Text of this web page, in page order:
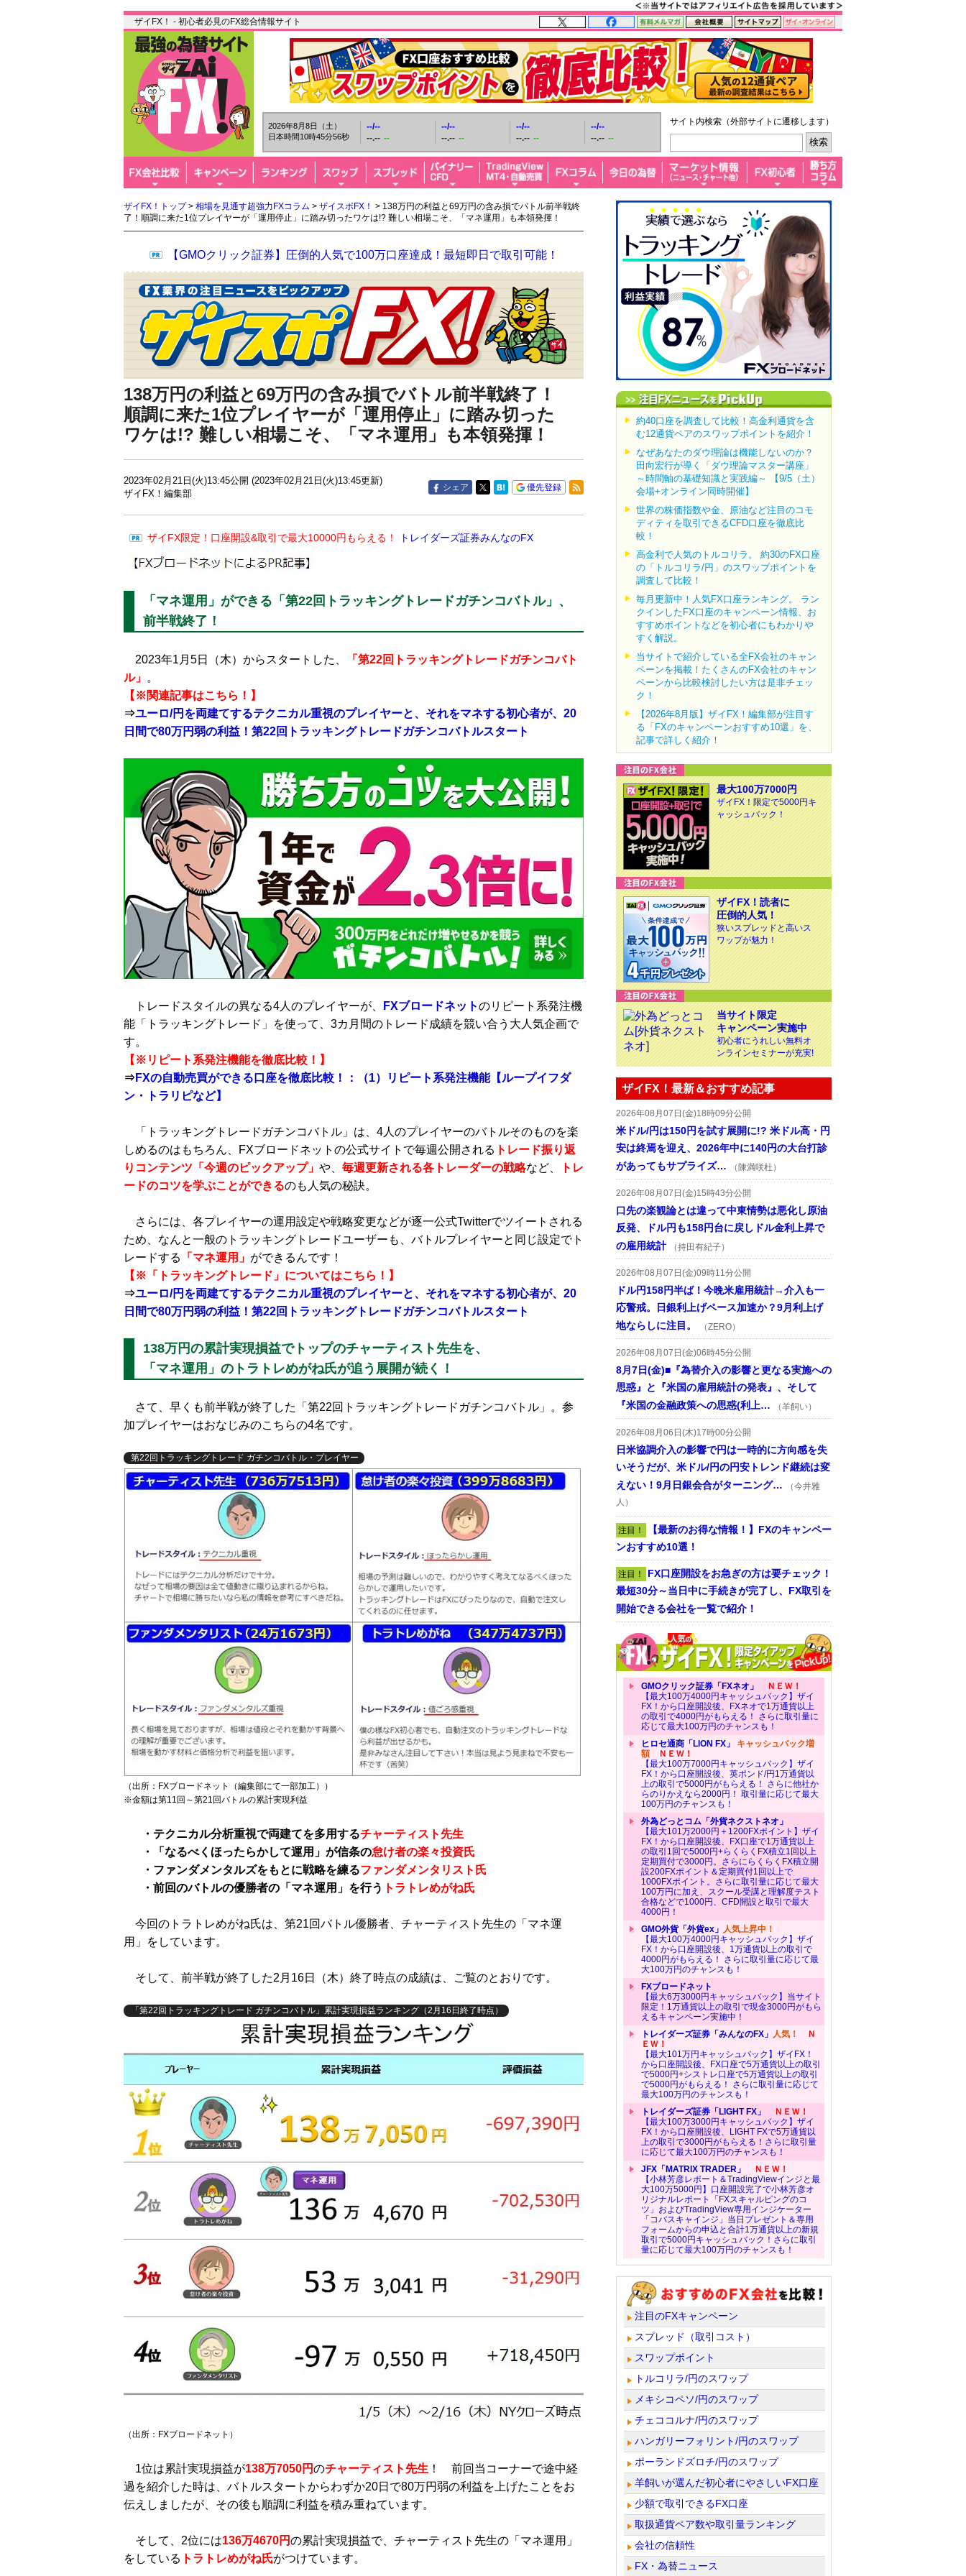
ザイFX！ - 初心者必見のFX総合情報サイト
2026年8月8日（土）
日本時間10時45分57秒
--/--
--.-- --
--/--
--.-- --
--/--
--.-- --
--/--
--.-- --
サイト内検索（外部サイトに遷移します）
ザイFX！トップ> 相場を見通す超強力FXコラム > ザイスポFX！ > 138万円の利益と69万円の含み損でバトル前半戦終
了！順調に来た1位プレイヤーが「運用停止」に踏み切ったワケは!? 難しい相場こそ、「マネ運用」も本領発揮！
【GMOクリック証券】圧倒的人気で100万口座達成！最短即日で取引可能！
138万円の利益と69万円の含み損でバトル前半戦終了！
順調に来た1位プレイヤーが「運用停止」に踏み切った
ワケは!? 難しい相場こそ、「マネ運用」も本領発揮！
2023年02月21日(火)13:45公開 (2023年02月21日(火)13:45更新)
ザイFX！編集部
シェア 優先登録
ザイFX限定！口座開設&取引で最大10000円もらえる！ トレイダーズ証券みんなのFX
「マネ運用」ができる「第22回トラッキングトレードガチンコバトル」、
前半戦終了！
2023年1月5日（木）からスタートした、
「第22回トラッキングトレードガチンコバト
ル」 。
【※関連記事はこちら！】
⇒ユーロ/円を両建てするテクニカル重視のプレイヤーと、それをマネする初心者が、20
日間で80万円弱の利益！第22回トラッキングトレードガチンコバトルスタート
トレードスタイルの異なる4人のプレイヤーが、 FXブロードネットのリピート系発注機
能「トラッキングトレード」を使って、3カ月間のトレード成績を競い合う大人気企画で
す。
【※リピート系発注機能を徹底比較！】
⇒FXの自動売買ができる口座を徹底比較！：（1）リピート系発注機能【ループイフダ
ン・トラリピなど】
「トラッキングトレードガチンコバトル」は、4人のプレイヤーのバトルそのものを楽
しめるのはもちろん、FXブロードネットの公式サイトで毎週公開される トレード振り返
りコンテンツ「今週のピックアップ」 や、 毎週更新される各トレーダーの戦略など、
トレ
ードのコツを学ぶことができるのも人気の秘訣。
さらには、各プレイヤーの運用設定や戦略変更などが逐一公式Twitterでツイートされる
ため、なんと一般のトラッキングトレードユーザーも、バトルプレイヤーと同じ設定でト
レードする
「マネ運用」 ができるんです！
【※「トラッキングトレード」についてはこちら！】
⇒ユーロ/円を両建てするテクニカル重視のプレイヤーと、それをマネする初心者が、20
日間で80万円弱の利益！第22回トラッキングトレードガチンコバトルスタート
138万円の累計実現損益でトップのチャーティスト先生を、
「マネ運用」のトラトレめがね氏が追う展開が続く！
さて、早くも前半戦が終了した「第22回トラッキングトレードガチンコバトル」。参
加プレイヤーはおなじみのこちらの4名です。
第22回トラッキングトレード ガチンコバトル・プレイヤー
（出所：FXブロードネット（編集部にて一部加工））
※金額は第11回～第21回バトルの累計実現利益
・テクニカル分析重視で両建てを多用するチャーティスト先生
・「なるべくほったらかして運用」が信条の怠け者の楽々投資氏
・ファンダメンタルズをもとに戦略を練るファンダメンタリスト氏
・前回のバトルの優勝者の「マネ運用」を行う トラトレめがね氏
今回のトラトレめがね氏は、第21回バトル優勝者、チャーティスト先生の「マネ運
用」をしています。
そして、前半戦が終了した2月16日（木）終了時点の成績は、ご覧のとおりです。
「第22回トラッキングトレード ガチンコバトル」累計実現損益ランキング（2月16日終了時点）
（出所：FXブロードネット）
1位は累計実現損益が138万7050円のチャーティスト先生 ！ 前回当コーナーで途中経
過を紹介した時は、バトルスタートからわずか20日で80万円弱の利益を上げたことをお
伝えしましたが、その後も順調に利益を積み重ねています。
そして、2位には136万4670円の累計実現損益で、チャーティスト先生の「マネ運用」
をしている トラトレめがね氏がつけています。
約40口座を調査して比較！高金利通貨を含
む12通貨ペアのスワップポイントを紹介！
なぜあなたのダウ理論は機能しないのか？
田向宏行が導く「ダウ理論マスター講座」
～時間軸の基礎知識と実践編～ 【9/5（土）
会場+オンライン同時開催】
世界の株価指数や金、原油など注目のコモ
ディティを取引できるCFD口座を徹底比
較！
高金利で人気のトルコリラ。 約30のFX口座
の「トルコリラ/円」のスワップポイントを
調査して比較！
毎月更新中！人気FX口座ランキング。 ラン
クインしたFX口座のキャンペーン情報、お
すすめポイントなどを初心者にもわかりや
すく解説。
当サイトで紹介している全FX会社のキャン
ペーンを掲載！たくさんのFX会社のキャン
ペーンから比較検討したい方は是非チェッ
ク！
【2026年8月版】ザイFX！編集部が注目す
る「FXのキャンペーンおすすめ10選」を、
記事で詳しく紹介！
最大100万7000円
ザイFX！限定で5000円キ
ャッシュバック！
ザイFX！読者に
圧倒的人気！
狭いスプレッドと高いス
ワップが魅力！
当サイト限定
キャンペーン実施中
初心者にうれしい無料オ
ンラインセミナーが充実!
ザイFX！最新＆おすすめ記事
2026年08月07日(金)18時09分公開
米ドル/円は150円を試す展開に!? 米ドル高・円
安は終焉を迎え、2026年中に140円の大台打診
があってもサプライズ…
（陳満咲杜）
2026年08月07日(金)15時43分公開
口先の楽観論とは違って中東情勢は悪化し原油
反発、ドル円も158円台に戻しドル金利上昇で
の雇用統計
（持田有紀子）
2026年08月07日(金)09時11分公開
ドル円158円半ば！今晩米雇用統計→介入も一
応警戒。日銀利上げペース加速か？9月利上げ
地ならしに注目。
（ZERO）
2026年08月07日(金)06時45分公開
8月7日(金)■『為替介入の影響と更なる実施への
思惑』と『米国の雇用統計の発表』、そして
『米国の金融政策への思惑(利上…
（羊飼い）
2026年08月06日(木)17時00分公開
日米協調介入の影響で円は一時的に方向感を失
いそうだが、米ドル/円の円安トレンド継続は変
えない！9月日銀会合がターニング…
（今井雅
人）
注目！ 【最新のお得な情報！】FXのキャンペー
ンおすすめ10選！
注目！ FX口座開設をお急ぎの方は要チェック！
最短30分～当日中に手続きが完了し、FX取引を
開始できる会社を一覧で紹介！
GMOクリック証券「FXネオ」
ＮＥＷ！
【最大100万4000円キャッシュバック】ザイ
FX！から口座開設後、FXネオで1万通貨以上
の取引で4000円がもらえる！ さらに取引量に
応じて最大100万円のチャンスも！
ヒロセ通商「LION FX」 キャッシュバック増
額ＮＥＷ！
【最大100万7000円キャッシュバック】ザイ
FX！から口座開設後、英ポンド/円1万通貨以
上の取引で5000円がもらえる！ さらに他社か
らのりかえなら2000円！ 取引量に応じて最大
100万円のチャンスも！
外為どっとコム「外貨ネクストネオ」
【最大101万2000円＋1200FXポイント】ザイ
FX！から口座開設後、FX口座で1万通貨以上
の取引1回で5000円+らくらくFX積立1回以上
定期買付で3000円。さらにらくらくFX積立開
設200FXポイント＆定期買付1回以上で
1000FXポイント。さらに取引量に応じて最大
100万円に加え、スクール受講と理解度テスト
合格などで1000円、CFD開設と取引で最大
4000円！
GMO外貨「外貨ex」 人気上昇中！
【最大100万4000円キャッシュバック】ザイ
FX！から口座開設後、1万通貨以上の取引で
4000円がもらえる！ さらに取引量に応じて最
大100万円のチャンスも！
FXブロードネット
【最大6万3000円キャッシュバック】当サイト
限定！1万通貨以上の取引で現金3000円がもら
えるキャンペーン実施中！
トレイダーズ証券「みんなのFX」 人気！
Ｎ
ＥＷ！
【最大101万円キャッシュバック】ザイFX！
から口座開設後、FX口座で5万通貨以上の取引
で5000円+シストレ口座で5万通貨以上の取引
で5000円がもらえる！ さらに取引量に応じて
最大100万円のチャンスも！
トレイダーズ証券「LIGHT FX」
ＮＥＷ！
【最大100万3000円キャッシュバック】ザイ
FX！から口座開設後、LIGHT FXで5万通貨以
上の取引で3000円がもらえる！さらに取引量
に応じて最大100万円のチャンスも！
JFX「MATRIX TRADER」
ＮＥＷ！
【小林芳彦レポート＆TradingViewインジと最
大100万5000円】口座開設完了で小林芳彦オ
リジナルレポート「FXスキャルピングのコ
ツ」およびTradingView専用インジケーター
「コバスキャインジ」当日プレゼント＆専用
フォームからの申込と合計1万通貨以上の新規
取引で5000円キャッシュバック！さらに取引
量に応じて最大100万円のチャンスも！
注目のFXキャンペーン
スプレッド（取引コスト）
スワップポイント
トルコリラ/円のスワップ
メキシコペソ/円のスワップ
チェココルナ/円のスワップ
ハンガリーフォリント/円のスワップ
ポーランドズロチ/円のスワップ
羊飼いが選んだ初心者にやさしいFX口座
少額で取引できるFX口座
取扱通貨ペア数や取引量ランキング
会社の信頼性
FX・為替ニュース